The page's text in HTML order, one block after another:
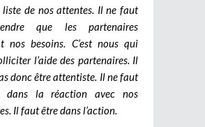
de nos attentes. Il ne faut
que les partenaires
nos besoins. C’est nous qui
l’aide des partenaires. Il
donc être attentiste. Il ne faut
dans la réaction avec nos
Il faut être dans l’action.